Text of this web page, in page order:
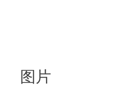
图片